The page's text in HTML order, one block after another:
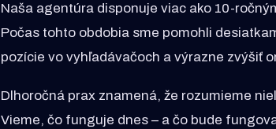
Naša agentúra disponuje viac ako 10-
Počas tohto obdobia sme pomohli
pozície vo vyhľadávačoch a výrazne zvýšiť
Dlhoročná prax znamená, že rozumieme
Vieme, čo funguje dnes – a čo bude